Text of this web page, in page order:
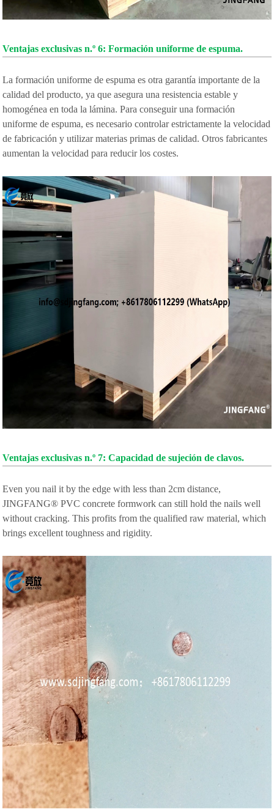
Ventajas exclusivas n.º 6: Formación uniforme de espuma.
La formación uniforme de espuma es otra garantía importante de la
calidad del producto, ya que asegura una resistencia estable y
homogénea en toda la lámina. Para conseguir una formación
uniforme de espuma, es necesario controlar estrictamente la velocidad
de fabricación y utilizar materias primas de calidad. Otros fabricantes
aumentan la velocidad para reducir los costes.
Ventajas exclusivas n.º 7: Capacidad de sujeción de clavos.
Even you nail it by the edge with less than 2cm distance,
JINGFANG® PVC concrete formwork can still hold the nails well
without cracking. This profits from the qualified raw material, which
brings excellent toughness and rigidity.